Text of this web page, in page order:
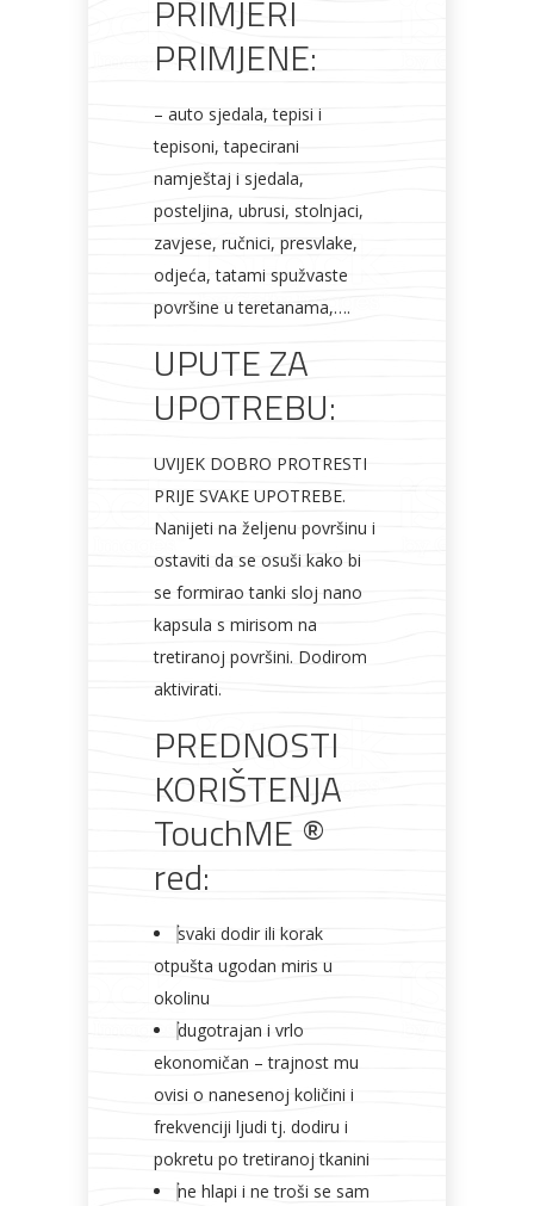
PRIMJERI
PRIMJENE:
– auto sjedala, tepisi i
tepisoni, tapecirani
namještaj i sjedala,
posteljina, ubrusi, stolnjaci,
zavjese, ručnici, presvlake,
odjeća, tatami spužvaste
površine u teretanama,….
UPUTE ZA
UPOTREBU:
UVIJEK DOBRO PROTRESTI
PRIJE SVAKE UPOTREBE.
Nanijeti na željenu površinu i
ostaviti da se osuši kako bi
se formirao tanki sloj nano
kapsula s mirisom na
tretiranoj površini. Dodirom
aktivirati.
PREDNOSTI
KORIŠTENJA
TouchME ®
red:
svaki dodir ili korak
otpušta ugodan miris u
okolinu
dugotrajan i vrlo
ekonomičan – trajnost mu
ovisi o nanesenoj količini i
frekvenciji ljudi tj. dodiru i
pokretu po tretiranoj tkanini
ne hlapi i ne troši se sam